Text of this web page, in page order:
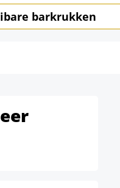
barkrukken